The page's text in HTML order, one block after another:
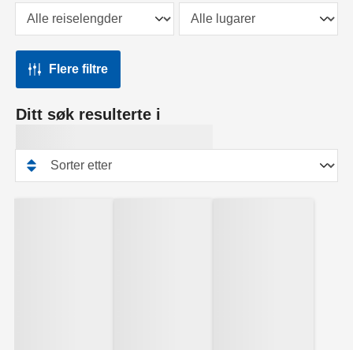
Flere filtre
Ditt søk resulterte i